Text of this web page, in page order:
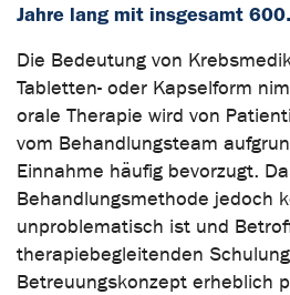
Jahre lang mit insgesamt
Die Bedeutung von
Tabletten- oder Kapselform
orale Therapie wird von
vom Behandlungsteam
Einnahme häufig bevorzugt.
Behandlungsmethode jedoch
unproblematisch ist und
therapiebegleitenden
Betreuungskonzept erheblich